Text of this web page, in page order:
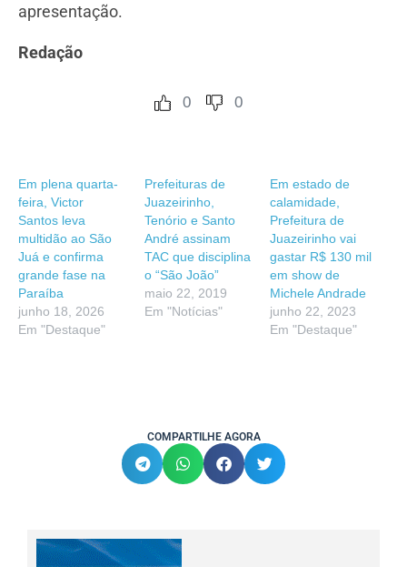
apresentação.
Redação
0 0
Em plena quarta-
feira, Victor
Santos leva
multidão ao São
Juá e confirma
grande fase na
Paraíba
junho 18, 2026
Em "Destaque"
Prefeituras de
Juazeirinho,
Tenório e Santo
André assinam
TAC que disciplina
o “São João”
maio 22, 2019
Em "Notícias"
Em estado de
calamidade,
Prefeitura de
Juazeirinho vai
gastar R$ 130 mil
em show de
Michele Andrade
junho 22, 2023
Em "Destaque"
COMPARTILHE AGORA